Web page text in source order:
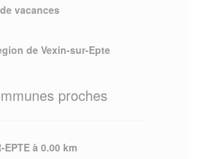
vacances
de Vexin-sur-Epte
proches
EPTE à 0.00 km